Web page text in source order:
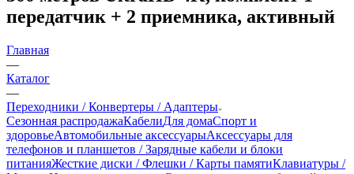
передатчик + 2 приемника, активный
Главная
—
Каталог
—
Переходники / Конвертеры / Адаптеры
Сезонная распродажаКабелиДля домаСпорт и
здоровьеАвтомобильные аксессуарыАксессуары для
телефонов и планшетов / Зарядные кабели и блоки
питанияЖесткие диски / Флешки / Карты памятиКлавиатуры /